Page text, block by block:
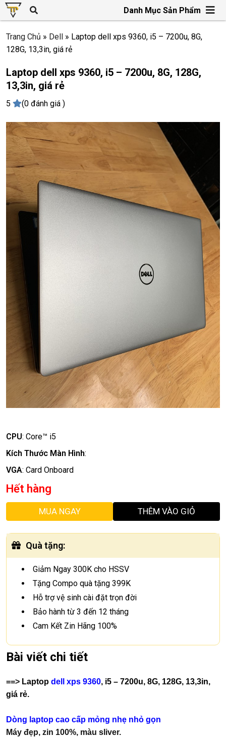
Danh Mục Sản Phẩm
Trang Chủ » Dell » Laptop dell xps 9360, i5 – 7200u, 8G,
128G, 13,3in, giá rẻ
Laptop dell xps 9360, i5 – 7200u, 8G, 128G,
13,3in, giá rẻ
5 (0 đánh giá )
CPU: Core™ i5
Kích Thước Màn Hình:
VGA: Card Onboard
Hết hàng
MUA NGAY THÊM VÀO GIỎ
Quà tặng:
Giảm Ngay 300K cho HSSV
Tặng Compo quà tặng 399K
Hỗ trợ vệ sinh cài đặt trọn đời
Bảo hành từ 3 đến 12 tháng
Cam Kết Zin Hãng 100%
Bài viết chi tiết
==> Laptop dell xps 9360, i5 – 7200u, 8G, 128G, 13,3in,
giá rẻ.
Dòng laptop cao cấp mỏng nhẹ nhỏ gọn
Máy đẹp, zin 100%, màu sliver.